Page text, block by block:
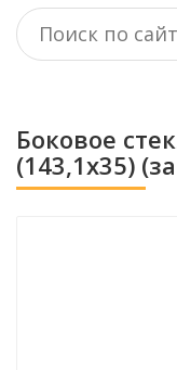
Боковое
(143,1х35)